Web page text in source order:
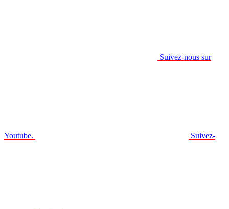
Suivez-nous sur
Youtube. Suivez-